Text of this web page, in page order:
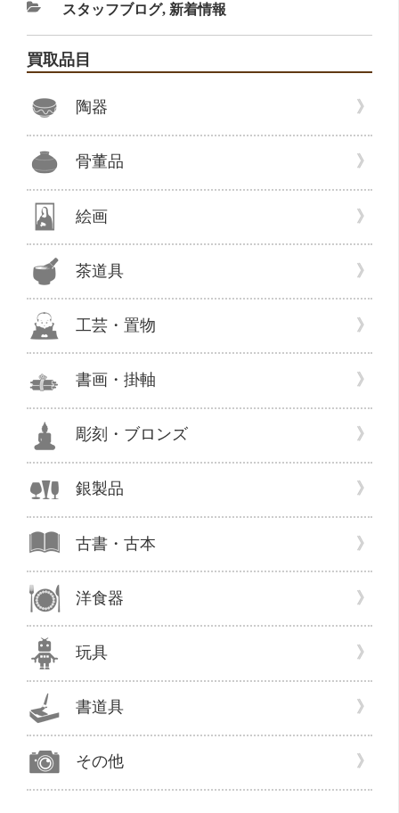
カ
テ
ゴ
スタッフブログ, 新着情報
買取品目
陶器
骨董品
絵画
茶道具
工芸・置物
書画・掛軸
彫刻・ブロンズ
銀製品
古書・古本
洋食器
玩具
書道具
その他